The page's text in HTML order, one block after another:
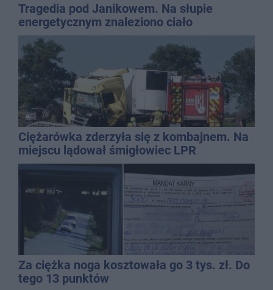
Tragedia pod Janikowem. Na słupie
energetycznym znaleziono ciało
mężczyzny
Ciężarówka zderzyła się z kombajnem. Na
miejscu lądował śmigłowiec LPR
Za ciężka noga kosztowała go 3 tys. zł. Do
tego 13 punktów